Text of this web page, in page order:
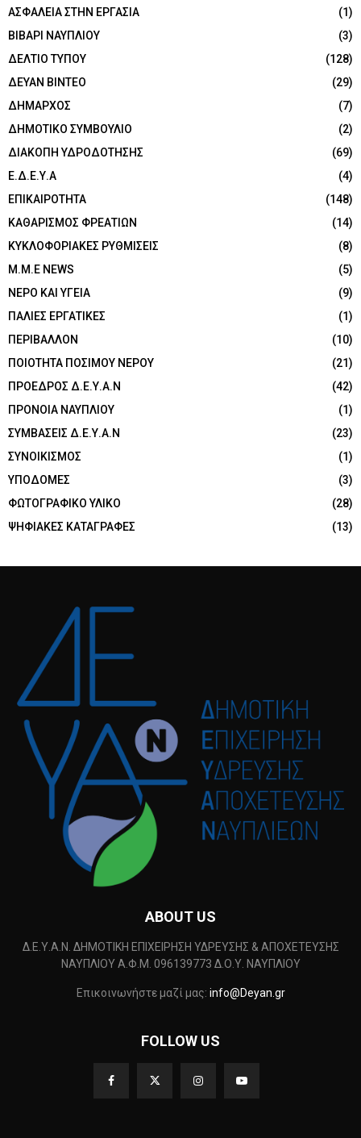
ΑΣΦΑΛΕΙΑ ΣΤΗΝ ΕΡΓΑΣΙΑ
(1)
ΒΙΒΑΡΙ ΝΑΥΠΛΙΟΥ
(3)
ΔΕΛΤΙΟ ΤΥΠΟΥ
(128)
ΔΕΥΑΝ ΒΙΝΤΕΟ
(29)
ΔΗΜΑΡΧΟΣ
(7)
ΔΗΜΟΤΙΚΟ ΣΥΜΒΟΥΛΙΟ
(2)
ΔΙΑΚΟΠΗ ΥΔΡΟΔΟΤΗΣΗΣ
(69)
Ε.Δ.Ε.Υ.Α
(4)
ΕΠΙΚΑΙΡΟΤΗΤΑ
(148)
ΚΑΘΑΡΙΣΜΟΣ ΦΡΕΑΤΙΩΝ
(14)
ΚΥΚΛΟΦΟΡΙΑΚΕΣ ΡΥΘΜΙΣΕΙΣ
(8)
Μ.Μ.Ε NEWS
(5)
ΝΕΡΟ ΚΑΙ ΥΓΕΙΑ
(9)
ΠΑΛΙΕΣ ΕΡΓΑΤΙΚΕΣ
(1)
ΠΕΡΙΒΑΛΛΟΝ
(10)
ΠΟΙΟΤΗΤΑ ΠΟΣΙΜΟΥ ΝΕΡΟΥ
(21)
ΠΡΟΕΔΡΟΣ Δ.Ε.Υ.Α.Ν
(42)
ΠΡΟΝΟΙΑ ΝΑΥΠΛΙΟΥ
(1)
ΣΥΜΒΑΣΕΙΣ Δ.Ε.Υ.Α.Ν
(23)
ΣΥΝΟΙΚΙΣΜΟΣ
(1)
ΥΠΟΔΟΜΕΣ
(3)
ΦΩΤΟΓΡΑΦΙΚΟ ΥΛΙΚΟ
(28)
ΨΗΦΙΑΚΕΣ ΚΑΤΑΓΡΑΦΕΣ
(13)
ABOUT US
Δ.Ε.Υ.Α.Ν. ΔΗΜΟΤΙΚΗ ΕΠΙΧΕΙΡΗΣΗ ΥΔΡΕΥΣΗΣ & ΑΠΟΧΕΤΕΥΣΗΣ
ΝΑΥΠΛΙΟΥ Α.Φ.Μ. 096139773 Δ.Ο.Υ. ΝΑΥΠΛΙΟΥ
Επικοινωνήστε μαζί μας: info@Deyan.gr
FOLLOW US